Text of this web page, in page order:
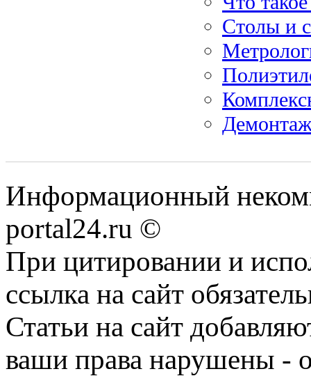
Столы и
Информационный
portal24.ru ©
При цитировании и
ссылка на сайт
Статьи на сайт
ваши права нарушены -